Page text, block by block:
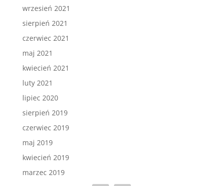
wrzesień 2021
sierpień 2021
czerwiec 2021
maj 2021
kwiecień 2021
luty 2021
lipiec 2020
sierpień 2019
czerwiec 2019
maj 2019
kwiecień 2019
marzec 2019